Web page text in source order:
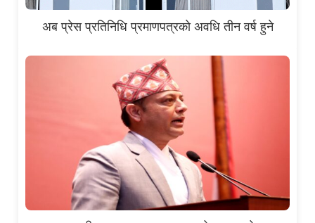
अब प्रेस प्रतिनिधि प्रमाणपत्रको अवधि तीन वर्ष हुने